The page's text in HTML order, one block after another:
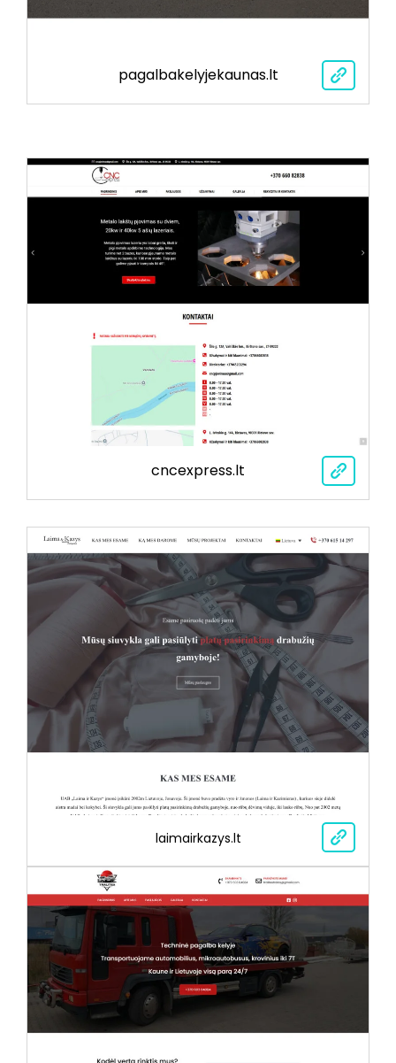
pagalbakelyjekaunas.lt
cncexpress.lt
laimairkazys.lt